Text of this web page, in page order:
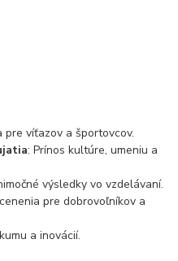
pre víťazov a športovcov.
: Prínos kultúre, umeniu a
výsledky vo vzdelávaní.
pre dobrovoľníkov a
a inovácií.